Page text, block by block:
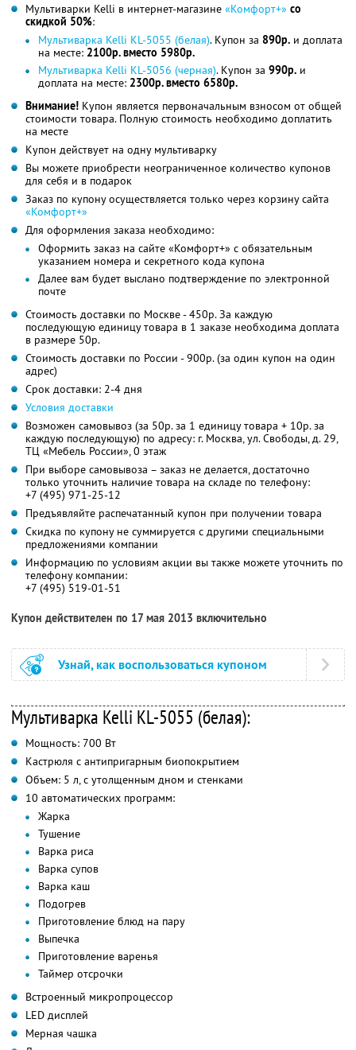
Мультиварки Kelli в интернет-магазине «Комфорт+» со
скидкой 50%:
Мультиварка Kelli KL-5055 (белая). Купон за 890р. и доплата
на месте: 2100р. вместо 5980р.
Мультиварка Kelli KL-5056 (черная). Купон за 990р. и
доплата на месте: 2300р. вместо 6580р.
Внимание! Купон является первоначальным взносом от общей
стоимости товара. Полную стоимость необходимо доплатить
на месте
Купон действует на одну мультиварку
Вы можете приобрести неограниченное количество купонов
для себя и в подарок
Заказ по купону осуществляется только через корзину сайта
«Комфорт+»
Для оформления заказа необходимо:
Оформить заказ на сайте «Комфорт+» с обязательным
указанием номера и секретного кода купона
Далее вам будет выслано подтверждение по электронной
почте
Стоимость доставки по Москве - 450р. За каждую
последующую единицу товара в 1 заказе необходима доплата
в размере 50р.
Стоимость доставки по России - 900р. (за один купон на один
адрес)
Срок доставки: 2-4 дня
Условия доставки
Возможен самовывоз (за 50р. за 1 единицу товара + 10р. за
каждую последующую) по адресу: г. Москва, ул. Свободы, д. 29,
ТЦ «Мебель России», 0 этаж
При выборе самовывоза – заказ не делается, достаточно
только уточнить наличие товара на складе по телефону:
+7 (495) 971-25-12
Предъявляйте распечатанный купон при получении товара
Скидка по купону не суммируется с другими специальными
предложениями компании
Информацию по условиям акции вы также можете уточнить по
телефону компании:
+7 (495) 519-01-51
Купон действителен по 17 мая 2013 включительно
Узнай, как воспользоваться купоном
Мультиварка Kelli KL-5055 (белая):
Мощность: 700 Вт
Кастрюля с антипригарным биопокрытием
Объем: 5 л, с утолщенным дном и стенками
10 автоматических программ:
Жарка
Тушение
Варка риса
Варка супов
Варка каш
Подогрев
Приготовление блюд на пару
Выпечка
Приготовление варенья
Таймер отсрочки
Встроенный микропроцессор
LED дисплей
Мерная чашка